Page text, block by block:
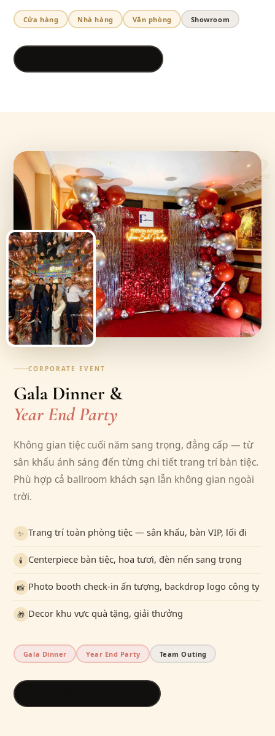
Cửa hàng Nhà hàng Văn phòng Showroom
02
CORPORATE EVENT
Gala Dinner &
Year End Party
Không gian tiệc cuối năm sang trọng, đẳng cấp — từ
sân khấu ánh sáng đến từng chi tiết trang trí bàn tiệc.
Phù hợp cả ballroom khách sạn lẫn không gian ngoài
trời.
✨ Trang trí toàn phòng tiệc — sân khấu, bàn VIP, lối đi
🕯️ Centerpiece bàn tiệc, hoa tươi, đèn nến sang trọng
📸 Photo booth check-in ấn tượng, backdrop logo công ty
🎁 Decor khu vực quà tặng, giải thưởng
Gala Dinner Year End Party Team Outing